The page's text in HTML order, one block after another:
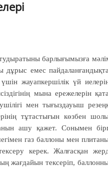
барлығымызға
дұрыс емес
жауап­кершілік үй
мына ережелерін
мен тығыз­дауыш
тұтастығын көзбен
ашу қажет. Сонымен
газ баллоны мен
керек. Жал­ғасқан
жағдайын тексеріп,